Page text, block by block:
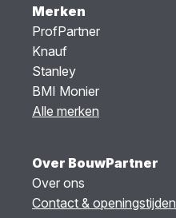
Merken
ProfPartner
Knauf
Stanley
BMI Monier
Alle merken
Over BouwPartner
Over ons
Contact & openingstijden